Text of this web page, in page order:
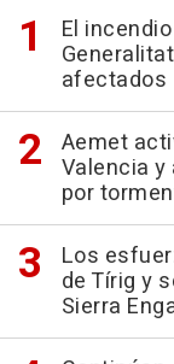
El
afectados
Aemet
Valencia
por
Los
de Tírig y
Sierra